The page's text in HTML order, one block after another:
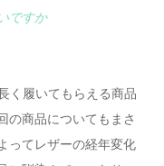
ですか
く履いてもらえる商品
の商品についてもまさ
ってレザーの経年変化